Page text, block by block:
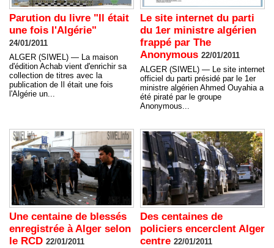
Parution du livre "Il était
une fois l'Algérie"
24/01/2011
ALGER (SIWEL) — La maison
d'édition Achab vient d'enrichir sa
collection de titres avec la
publication de Il était une fois
l'Algérie un...
Le site internet du parti
du 1er ministre algérien
frappé par The
Anonymous 22/01/2011
ALGER (SIWEL) — Le site internet
officiel du parti présidé par le 1er
ministre algérien Ahmed Ouyahia a
été piraté par le groupe
Anonymous...
Une centaine de blessés
enregistrée à Alger selon
le RCD 22/01/2011
Des centaines de
policiers encerclent Alger
centre 22/01/2011